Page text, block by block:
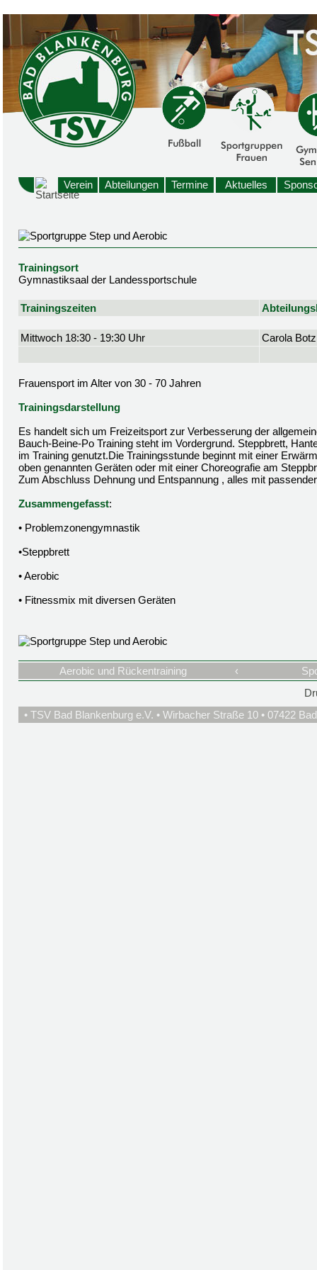
Verein Abteilungen Termine Aktuelles
Trainingsort
Gymnastiksaal der Landessportschule
Trainingszeiten
Mittwoch 18:30 - 19:30 Uhr Carola
Frauensport im Alter von 30 - 70 Jahren
Trainingsdarstellung
Es handelt sich um Freizeitsport zur Verbesserung der
Bauch-Beine-Po Training steht im Vordergrund. Steppbrett,
im Training genutzt.Die Trainingsstunde beginnt mit einer
oben genannten Geräten oder mit einer Choreografie am
Zum Abschluss Dehnung und Entspannung , alles mit
Zusammengefasst:
• Problemzonengymnastik
•Steppbrett
• Aerobic
• Fitnessmix mit diversen Geräten
Aerobic und Rückentraining ‹
• TSV Bad Blankenburg e.V. • Wirbacher Straße 10 • 07422